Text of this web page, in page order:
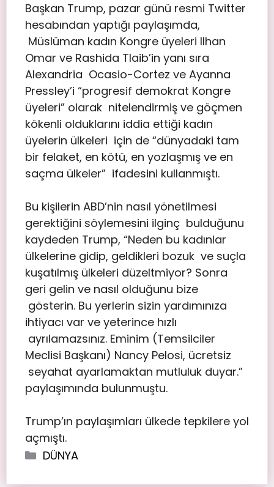
Başkan Trump, pazar günü resmi Twitter
hesabından yaptığı paylaşımda,
Müslüman kadın Kongre üyeleri Ilhan
Omar ve Rashida Tlaib’in yanı sıra
Alexandria Ocasio-Cortez ve Ayanna
Pressley’i “progresif demokrat Kongre
üyeleri” olarak nitelendirmiş ve göçmen
kökenli olduklarını iddia ettiği kadın
üyelerin ülkeleri için de “dünyadaki tam
bir felaket, en kötü, en yozlaşmış ve en
saçma ülkeler” ifadesini kullanmıştı.
Bu kişilerin ABD’nin nasıl yönetilmesi
gerektiğini söylemesini ilginç bulduğunu
kaydeden Trump, “Neden bu kadınlar
ülkelerine gidip, geldikleri bozuk ve suçla
kuşatılmış ülkeleri düzeltmiyor? Sonra
geri gelin ve nasıl olduğunu bize
gösterin. Bu yerlerin sizin yardımınıza
ihtiyacı var ve yeterince hızlı
ayrılamazsınız. Eminim (Temsilciler
Meclisi Başkanı) Nancy Pelosi, ücretsiz
seyahat ayarlamaktan mutluluk duyar.”
paylaşımında bulunmuştu.
Trump’ın paylaşımları ülkede tepkilere yol
açmıştı.
DÜNYA